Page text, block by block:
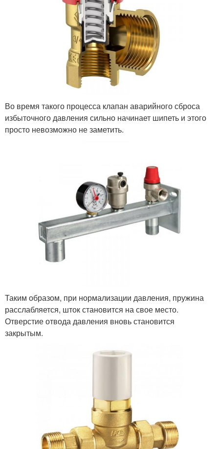
Во время такого процесса клапан аварийного сброса
избыточного давления сильно начинает шипеть и этого
просто невозможно не заметить.
Таким образом, при нормализации давления, пружина
расслабляется, шток становится на свое место.
Отверстие отвода давления вновь становится
закрытым.